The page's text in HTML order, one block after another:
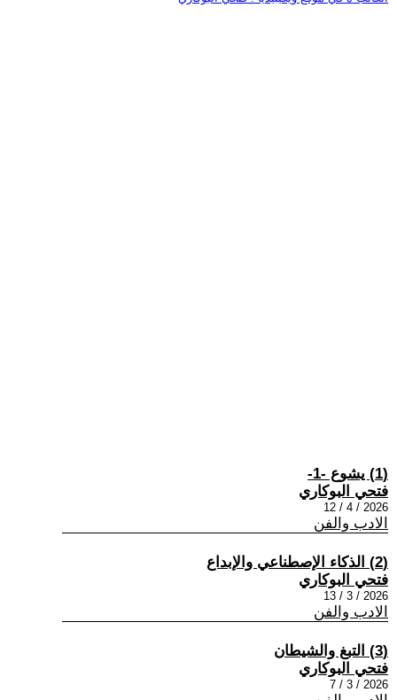
(1) يشوع -1-
فتحي البوكاري
2026 / 4 / 12
الادب والفن
(2) الذكاء الإصطناعي والإبداع
فتحي البوكاري
2026 / 3 / 13
الادب والفن
(3) التبغ والشيطان
فتحي البوكاري
2026 / 3 / 7